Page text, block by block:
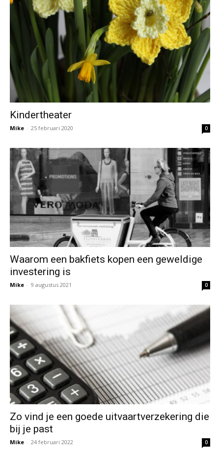
Kindertheater
Mike - 25 februari 2020 0
Waarom een bakfiets kopen een geweldige
investering is
Mike - 9 augustus 2021 0
Zo vind je een goede uitvaartverzekering die
bij je past
Mike - 24 februari 2022 0